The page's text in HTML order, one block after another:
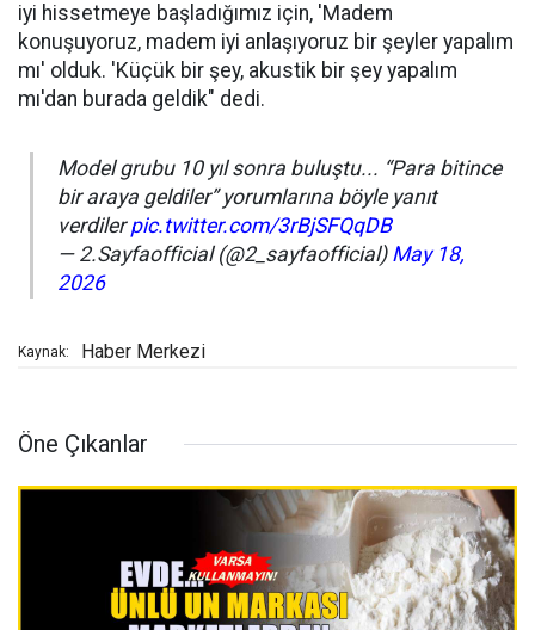
iyi hissetmeye başladığımız için, 'Madem
konuşuyoruz, madem iyi anlaşıyoruz bir şeyler yapalım
mı' olduk. 'Küçük bir şey, akustik bir şey yapalım
mı'dan burada geldik" dedi.
Model grubu 10 yıl sonra buluştu... “Para bitince
bir araya geldiler” yorumlarına böyle yanıt
verdilerpic.twitter.com/3rBjSFQqDB
— 2.Sayfaofficial (@2_sayfaofficial) May 18,
2026
Kaynak: Haber Merkezi
Öne Çıkanlar